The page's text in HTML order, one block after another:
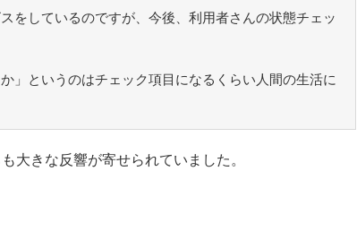
をしているのですが、今後、利用者さんの状態チェッ
」というのはチェック項目になるくらい人間の生活に
大きな反響が寄せられていました。